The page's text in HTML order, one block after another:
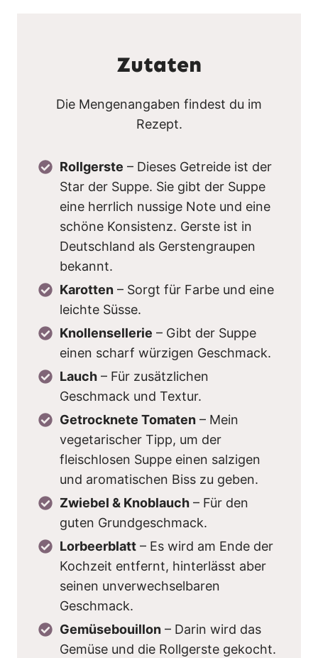
Zutaten
Die Mengenangaben findest du im
Rezept.
Rollgerste – Dieses Getreide ist der
Star der Suppe. Sie gibt der Suppe
eine herrlich nussige Note und eine
schöne Konsistenz. Gerste ist in
Deutschland als Gerstengraupen
bekannt.
Karotten – Sorgt für Farbe und eine
leichte Süsse.
Knollensellerie – Gibt der Suppe
einen scharf würzigen Geschmack.
Lauch – Für zusätzlichen
Geschmack und Textur.
Getrocknete Tomaten – Mein
vegetarischer Tipp, um der
fleischlosen Suppe einen salzigen
und aromatischen Biss zu geben.
Zwiebel & Knoblauch – Für den
guten Grundgeschmack.
Lorbeerblatt – Es wird am Ende der
Kochzeit entfernt, hinterlässt aber
seinen unverwechselbaren
Geschmack.
Gemüsebouillon – Darin wird das
Gemüse und die Rollgerste gekocht.